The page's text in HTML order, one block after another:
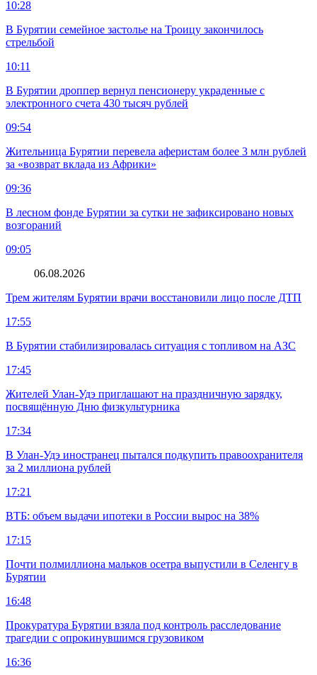
10:28
В Бурятии семейное застолье на Троицу закончилось
стрельбой
10:11
В Бурятии дроппер вернул пенсионеру украденные с
электронного счета 430 тысяч рублей
09:54
Жительница Бурятии перевела аферистам более 3 млн рублей
за «возврат вклада из Африки»
09:36
В лесном фонде Бурятии за сутки не зафиксировано новых
возгораний
09:05
06.08.2026
Трем жителям Бурятии врачи восстановили лицо после ДТП
17:55
В Бурятии стабилизировалась ситуация с топливом на АЗС
17:45
Жителей Улан-Удэ приглашают на праздничную зарядку,
посвящённую Дню физкультурника
17:34
В Улан-Удэ иностранец пытался подкупить правоохранителя
за 2 миллиона рублей
17:21
ВТБ: объем выдачи ипотеки в России вырос на 38%
17:15
Почти полмиллиона мальков осетра выпустили в Селенгу в
Бурятии
16:48
Прокуратура Бурятии взяла под контроль расследование
трагедии с опрокинувшимся грузовиком
16:36